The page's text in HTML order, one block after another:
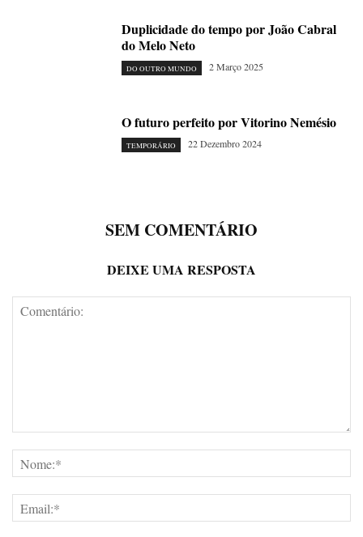
Duplicidade do tempo por João Cabral
do Melo Neto
DO OUTRO MUNDO 2 Março 2025
O futuro perfeito por Vitorino Nemésio
TEMPORÁRIO 22 Dezembro 2024
SEM COMENTÁRIO
DEIXE UMA RESPOSTA